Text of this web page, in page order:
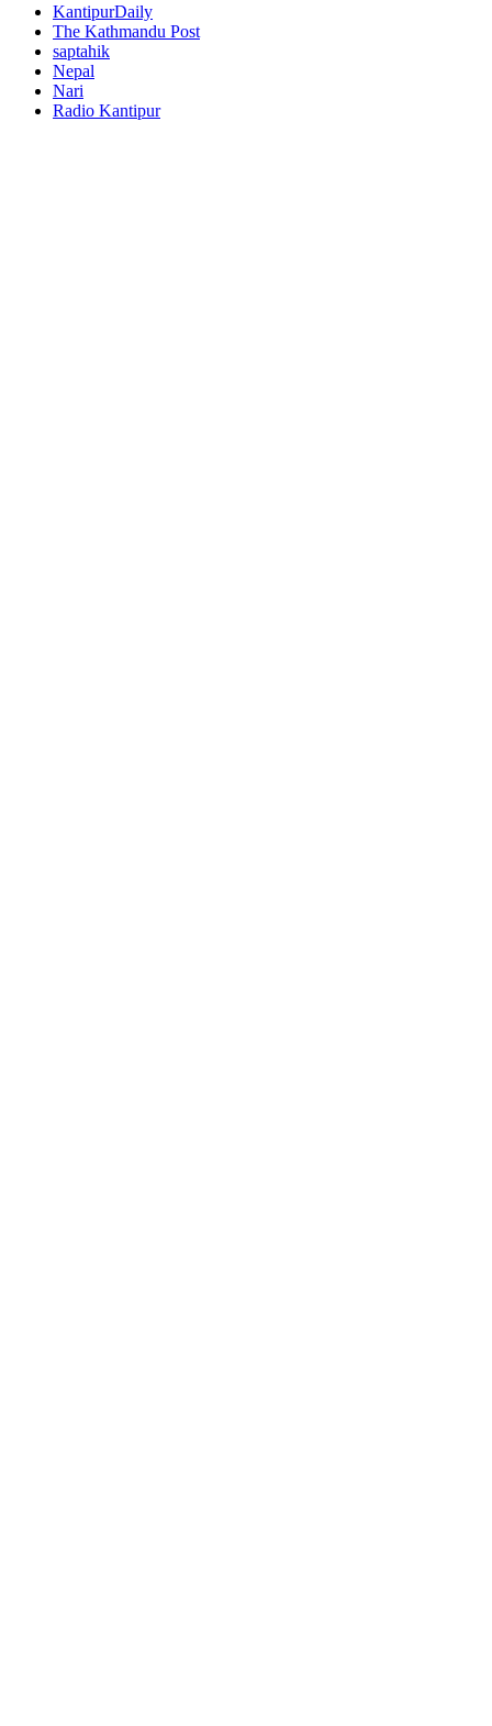
KantipurDaily
The Kathmandu Post
saptahik
Nepal
Nari
Radio Kantipur